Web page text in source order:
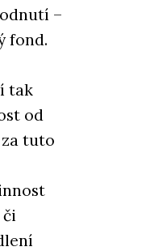
–
fond.
tak
od
tuto